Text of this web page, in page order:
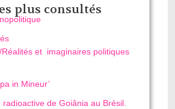
plus consultés
et imaginaires politiques
in Mineur’
de Goiânia au Brésil.